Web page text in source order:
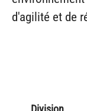
d'agilité et de